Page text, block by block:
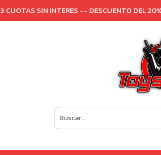
3 CUOTAS SIN INTERES -- DESCUENTO DEL